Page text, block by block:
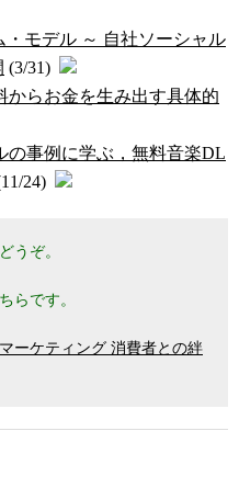
モデル ～ 自社ソーシャル
(3/31)
からお金を生み出す具体的
の事例に学ぶ，無料音楽DL
24)
どうぞ。
ちらです。
マーケティング 消費者との絆